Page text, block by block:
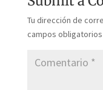
Tu dirección de
campos